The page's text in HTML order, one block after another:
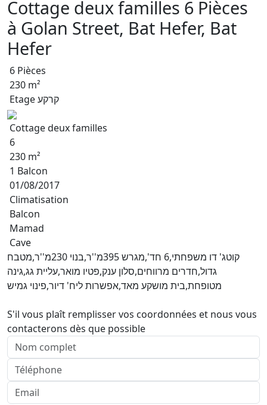
Cottage deux familles 6 Pièces
à Golan Street, Bat Hefer, Bat
Hefer
6 Pièces
230 m²
Etage קרקע
Cottage deux familles
6
230 m²
1 Balcon
01/08/2017
Climatisation
Balcon
Mamad
Cave
קוטג' דו משפחתי,6 חד',מגרש 395מ''ר,בנוי 230מ''ר,מטבח
גדול,חדרים מרווחים,סלון ענק,פטיו מואר,עליית גג,גינה
מטופחת,בית מושקע מאד,אפשרות ליח' דיור,פינוי גמיש
S'il vous plaît remplisser vos coordonnées et nous vous
contacterons dès que possible